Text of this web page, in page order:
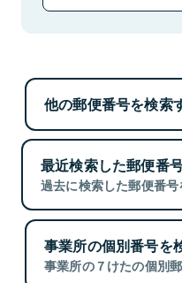
他の郵便番号を検索
最近検索した郵便番
過去に検索した郵便番号
事業所の個別番号を
事業所の７けたの個別